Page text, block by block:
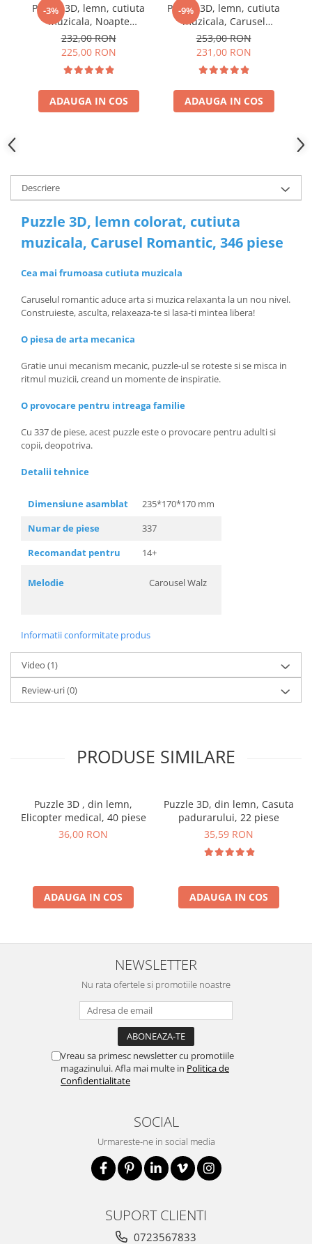
-3%
Puzzle 3D, lemn, cutiuta
muzicala, Noapte
Instelata, 84 piese
232,00 RON
225,00 RON
ADAUGA IN COS
-9%
Puzzle 3D, lemn, cutiuta
muzicala, Carusel
Romantic, 337 piese
253,00 RON
231,00 RON
ADAUGA IN COS
Descriere
Puzzle 3D, lemn colorat, cutiuta
muzicala, Carusel Romantic, 346 piese
Cea mai frumoasa cutiuta muzicala
Caruselul romantic aduce arta si muzica relaxanta la un nou nivel.
Construieste, asculta, relaxeaza-te si lasa-ti mintea libera!
O piesa de arta mecanica
Gratie unui mecanism mecanic, puzzle-ul se roteste si se misca in
ritmul muzicii, creand un momente de inspiratie.
O provocare pentru intreaga familie
Cu 337 de piese, acest puzzle este o provocare pentru adulti si
copii, deopotriva.
Detalii tehnice
Dimensiune asamblat
235*170*170 mm
Numar de piese
337
Recomandat pentru
14+
Melodie Carousel Walz
Informatii conformitate produs
Video (1)
Review-uri(0)
PRODUSE SIMILARE
Puzzle 3D , din lemn,
Elicopter medical, 40 piese
36,00 RON
ADAUGA IN COS
Puzzle 3D, din lemn, Casuta
padurarului, 22 piese
35,59 RON
ADAUGA IN COS
NEWSLETTER
Nu rata ofertele si promotiile noastre
Vreau sa primesc newsletter cu promotiile
magazinului. Afla mai multe in Politica de
Confidentialitate
SOCIAL
Urmareste-ne in social media
SUPORT CLIENTI
0723567833